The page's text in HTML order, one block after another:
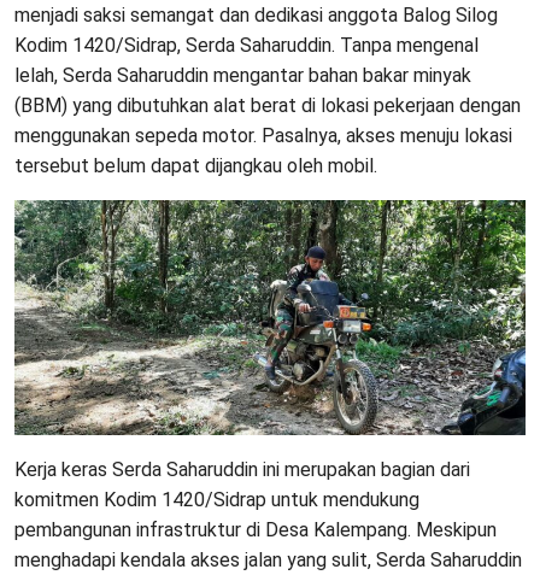
menjadi saksi semangat dan dedikasi anggota Balog Silog
Kodim 1420/Sidrap, Serda Saharuddin. Tanpa mengenal
lelah, Serda Saharuddin mengantar bahan bakar minyak
(BBM) yang dibutuhkan alat berat di lokasi pekerjaan dengan
menggunakan sepeda motor. Pasalnya, akses menuju lokasi
tersebut belum dapat dijangkau oleh mobil.
Kerja keras Serda Saharuddin ini merupakan bagian dari
komitmen Kodim 1420/Sidrap untuk mendukung
pembangunan infrastruktur di Desa Kalempang. Meskipun
menghadapi kendala akses jalan yang sulit, Serda Saharuddin